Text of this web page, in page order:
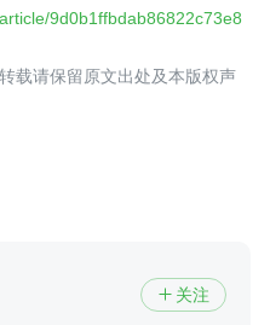
9d0b1ffbdab86822c73e8
载请保留原文出处及本版权声
 关注